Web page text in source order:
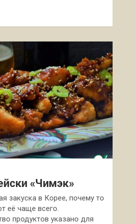
«Чимэк»
закуска в Корее, почему то
её чаще всего.
продуктов указано для